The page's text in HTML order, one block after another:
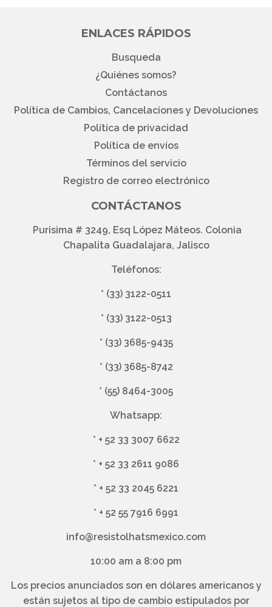
ENLACES RÁPIDOS
Busqueda
¿Quiénes somos?
Contáctanos
Política de Cambios, Cancelaciones y Devoluciones
Política de privacidad
Política de envíos
Términos del servicio
Registro de correo electrónico
CONTÁCTANOS
Purisima # 3249, Esq López Máteos. Colonia
Chapalita Guadalajara, Jalisco
Teléfonos:
* (33) 3122-0511
* (33) 3122-0513
* (33) 3685-9435
* (33) 3685-8742
* (55) 8464-3005
Whatsapp:
* + 52 33 3007 6622
* + 52 33 2611 9086
* + 52 33 2045 6221
* + 52 55 7916 6991
info@resistolhatsmexico.com
10:00 am a 8:00 pm
Los precios anunciados son en dólares americanos y
están sujetos al tipo de cambio estipulados por